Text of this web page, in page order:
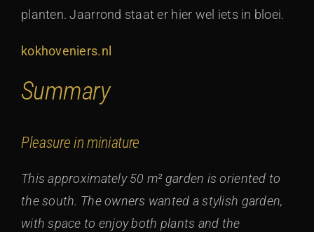
planten. Jaarrond staat er hier wel iets in bloei.
kokhoveniers.nl
Summary
Pleasure in miniature
This approximately 50 m² garden is oriented to
the south. The owners wanted a stylish garden,
with space to enjoy both plants and the